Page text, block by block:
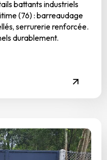
battants industriels
(76) : barreaudage
serrurerie renforcée.
durablement.